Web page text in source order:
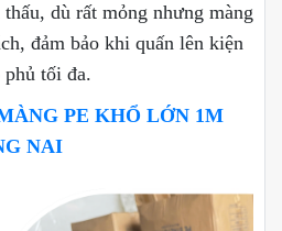
dù rất mỏng nhưng màng
đảm bảo khi quấn lên kiện
tối đa.
PE KHỔ LỚN 1M
NAI